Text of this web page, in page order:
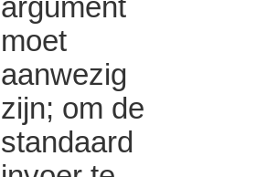
argument
moet
aanwezig
zijn; om de
standaard